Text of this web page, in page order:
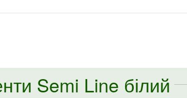
Semi Line білий